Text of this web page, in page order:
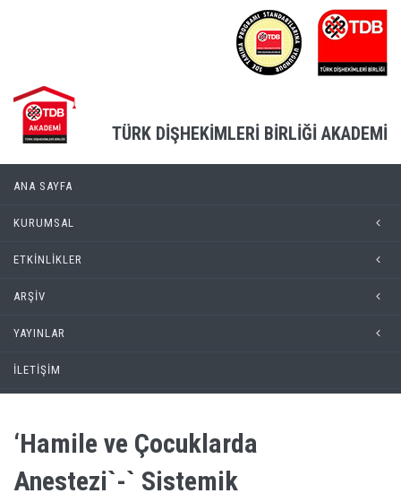
TÜRK DİŞHEKİMLERİ BİRLİĞİ AKADEMİ
ANA SAYFA
KURUMSAL
ETKİNLİKLER
ARŞİV
YAYINLAR
İLETİŞİM
‘Hamile ve Çocuklarda
Anestezi`-` Sistemik